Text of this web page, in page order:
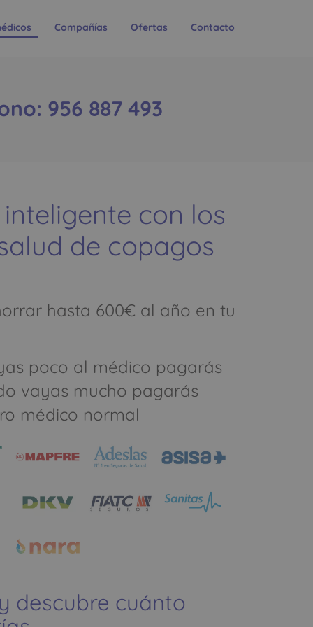
Compañías Ofertas Contacto
956 887 493
con los
de copagos
hasta 600€ al año en tu
poco al médico pagarás
vayas mucho pagarás
médico normal
descubre cuánto